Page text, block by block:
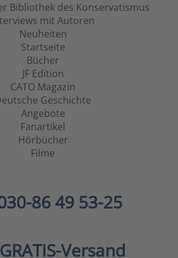
Bibliothek des Konservatismus
mit Autoren
Neuheiten
Startseite
Bücher
JF Edition
CATO Magazin
Geschichte
Angebote
Fanartikel
Hörbücher
Filme
86 49 53-25
GRATIS-Versand